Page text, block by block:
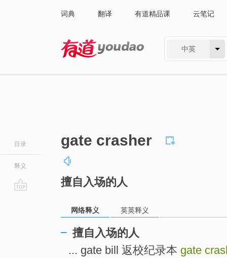
词典 翻译 有道精品课 云笔记
中英
目录
释义
gate crasher
擅自入场的人
网络释义 英英释义
擅自入场的人
... gate bill 返校纪录本 gate